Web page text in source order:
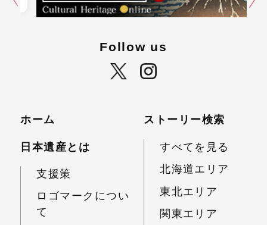
Follow us
ホーム
日本遺産とは
支援策
ロゴマークについ
て
ストーリー検索
すべてを見る
北海道エリア
東北エリア
関東エリア